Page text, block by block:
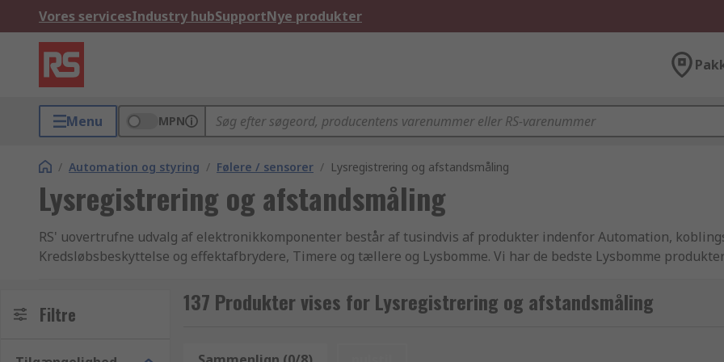
Vores servicesIndustry hubSupportNye produkter
Menu MPN
/ Automation og styring / Følere / sensorer / Lysregistrering og afstandsmåling
Lysregistrering og afstandsmåling
RS' uovertrufne udvalg af elektronikkomponenter består af tusindvis af produkter indenfor Automation,
Kredsløbsbeskyttelse og effektafbrydere, Timere og tællere og Lysbomme. Vi har de bedste Lysbomme
dette leveres med den højeste standard, produktkvalitet og kundeservice som RS er kendt for. Som Europas
alle vores Lysbomme produkter fremskaffet fra de mest respekterede producenter i branchen eller produceret for
Filtre 137 Produkter vises for Lysregistrering og afstandsmåling